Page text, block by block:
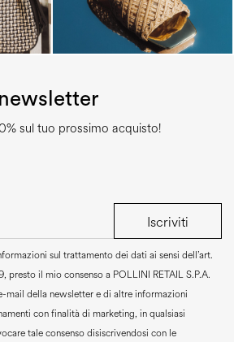
sul tuo prossimo acquisto!
Iscriviti
sul trattamento dei dati ai sensi dell’art.
presto il mio consenso a POLLINI RETAIL S.P.A.
mail della newsletter e di altre informazioni
con finalità di marketing, in qualsiasi
tale consenso disiscrivendosi con le